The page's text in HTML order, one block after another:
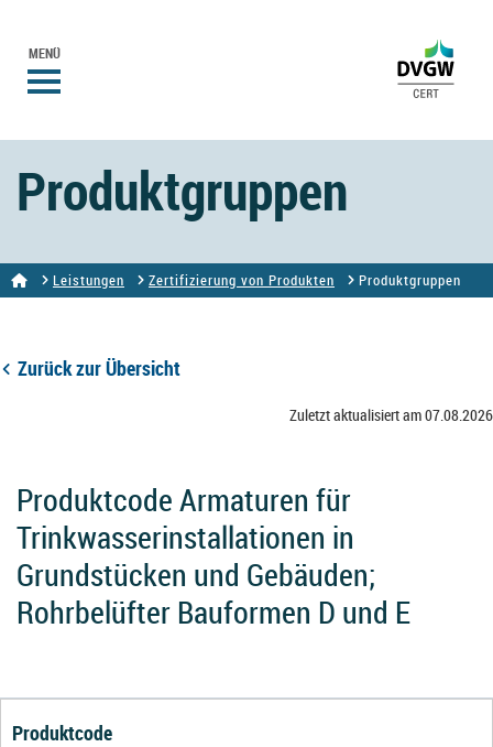
MENÜ
Produktgruppen
Leistungen Zertifizierung von Produkten Produktgruppen
Zurück zur Übersicht
Zuletzt aktualisiert am 07.08.2026
Produktcode Armaturen für
Trinkwasserinstallationen in
Grundstücken und Gebäuden;
Rohrbelüfter Bauformen D und E
Produktcode